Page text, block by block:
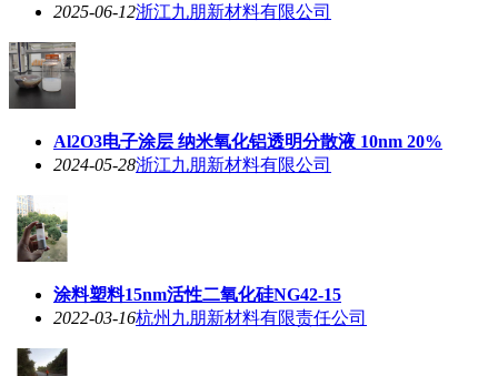
2025-06-12浙江九朋新材料有限公司
Al2O3电子涂层 纳米氧化铝透明分散液 10nm 20%
2024-05-28浙江九朋新材料有限公司
涂料塑料15nm活性二氧化硅NG42-15
2022-03-16杭州九朋新材料有限责任公司